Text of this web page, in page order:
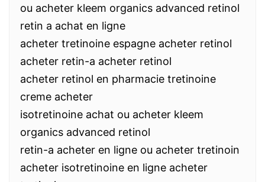
ou acheter kleem organics advanced retinol
retin a achat en ligne
acheter tretinoine espagne acheter retinol
acheter retin-a acheter retinol
acheter retinol en pharmacie tretinoine
creme acheter
isotretinoine achat ou acheter kleem
organics advanced retinol
retin-a acheter en ligne ou acheter tretinoin
acheter isotretinoine en ligne acheter